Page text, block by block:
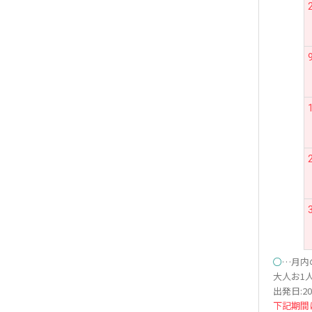
○…月内
大人お1
出発日
下記期